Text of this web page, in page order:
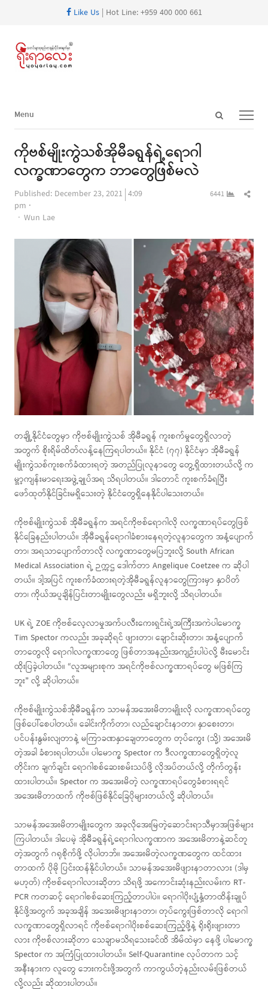
Like Us| Hot Line: +959 400 000 661
Open
Menu
Menu
ကိုဗစ်မျိုးကွဲသစ်အိုမီခရွန်ရဲ့ရောဂါ
လက္ခဏာတွေက ဘာတွေဖြစ်မလဲ
Published: December 23, 2021 4:09
pm
Author
Wun Lae
6441
တချို့နိုင်ငံတွေမှာ ကိုဗစ်မျိုးကွဲသစ် အိုမီခရွန် ကူးစက်မှုတွေရှိလာတဲ့
အတွက် စိုးရိမ်ထိတ်လန့်နေကြရပါတယ်။ နိုင်ငံ (၇၇) နိုင်ငံမှာ အိုမီခရွန်
မျိုးကွဲသစ်ကူးစက်ခံထားရတဲ့ အတည်ပြုလူနာတွေ တွေ့ရှိထားတယ်လို့ က
မ္ဘာ့ကျန်းမာရေးအဖွဲ့ချုပ်အရ သိရပါတယ်။ ဒါတောင် ကူးစက်ခံရပြီး
ဖော်ထုတ်နိုင်ခြင်းမရှိသေးတဲ့ နိုင်ငံတွေရှိနေနိုင်ပါသေးတယ်။
ကိုဗစ်မျိုးကွဲသစ် အိုမီခရွန်က အရင်ကိုဗစ်ရောဂါလို လက္ခဏာရပ်တွေဖြစ်
နိုင်ခြေနည်းပါတယ်။ အိုမီခရွန်ရောဂါခံစားနေရတဲ့လူနာတွေက အနံ့ပျောက်
တာ၊ အရသာပျောက်တာလို လက္ခဏာတွေမပြဘူးလို့ South African
Medical Association ရဲ့ ဉက္ကဌ ဒေါက်တာ Angelique Coetzee က ဆိုပါ
တယ်။ ဒါ့အပြင် ကူးစက်ခံထားရတဲ့အိုမီခရွန်လူနာတွေကြားမှာ နှာပိတ်
တာ၊ ကိုယ်အပူချိန်ပြင်းတာမျိုးတွေလည်း မရှိဘူးလို့ သိရပါတယ်။
UK ရဲ့ ZOE ကိုဗစ်လေ့လာမှုအက်ပလီးကေးရှင်းရဲ့အကြီးအကဲပါမောက္ခ
Tim Spector ကလည်း အခုဆိုရင် ဖျားတာ၊ ချောင်းဆိုးတာ၊ အနံ့ပျောက်
တာတွေလို ရောဂါလက္ခဏာတွေ ဖြစ်တာအနည်းအကျဉ်းပါပဲလို့ မီးမောင်း
ထိုးပြခဲ့ပါတယ်။ “လူအများစုက အရင်ကိုဗစ်လက္ခဏာရပ်တွေ မဖြစ်ကြ
ဘူး” လို့ ဆိုပါတယ်။
ကိုဗစ်မျိုးကွဲသစ်အိုမီခရွန်က သာမန်အအေးမိတာမျိုးလို လက္ခဏာရပ်တွေ
ဖြစ်ပေါ်စေပါတယ်။ ခေါင်းကိုက်တာ၊ လည်ချောင်းနာတာ၊ နှာစေးတာ၊
ပင်ပန်းနွမ်းလျတာနဲ့ မကြာခဏနှာချေတာတွေက တုပ်ကွေး (သို့) အအေးမိ
တဲ့အခါ ခံစားရပါတယ်။ ပါမောက္ခ Spector က ဒီလက္ခဏာတွေရှိတဲ့လူ
တိုင်းက ချက်ချင်း ရောဂါစစ်ဆေးစမ်းသပ်ဖို့ လိုအပ်တယ်လို့ တိုက်တွန်း
ထားပါတယ်။ Spector က အအေးမိတဲ့ လက္ခဏာရပ်တွေခံစားရရင်
အအေးမိတာထက် ကိုဗစ်ဖြစ်နိုင်ခြေပိုများတယ်လို့ ဆိုပါတယ်။
သာမန်အအေးမိတာမျိုးတွေက အခုလိုအေးမြတဲ့ဆောင်းရာသီမှာအဖြစ်များ
ကြပါတယ်။ ဒါပေမဲ့ အိုမီခရွန်ရဲ့ရောဂါလက္ခဏာက အအေးမိတာနဲ့ဆင်တူ
တဲ့အတွက် ဂရုစိုက်ဖို့ လိုပါတဘ်။ အအေးမိတဲ့လက္ခဏတွေက ထင်ထား
တာထက် ပိုမို ပြင်းထန်နိုင်ပါတယ်။ သာမန်အအေးမိဖျားနာတာလား (ဒါမှ
မဟုတ်) ကိုဗစ်ရောဂါလားဆိုတာ သိရဖို့ အကောင်းဆုံးနည်းလမ်းက RT-
PCR ကတဆင့် ရောဂါစစ်ဆေးကြည့်တာပါပဲ။ ရောဂါပိုးပျံ့နှံ့တာထိန်းချုပ်
နိုင်ဖို့အတွက် အခုအချိန် အအေးမိဖျားနာတာ၊ တုပ်ကွေးဖြစ်တာလို ရောဂါ
လက္ခဏာတွေရှိလာရင် ကိုဗစ်ရောဂါပိုးစစ်ဆေးကြည့်ဖို့နဲ့ ရိုးရိုးဖျားတာ
လား ကိုဗစ်လားဆိုတာ သေချာမသိရသေးခင်ထိ အိမ်ထဲမှာ နေဖို့ ပါမောက္ခ
Spector က အကြံပြုထားပါတယ်။ Self-Quarantine လုပ်တာက သင့်
အနီးနားက လူတွေ ဘေးကင်းဖို့အတွက် ကာကွယ်တဲ့နည်းလမ်းဖြစ်တယ်
လို့လည်း ဆိုထားပါတယ်။